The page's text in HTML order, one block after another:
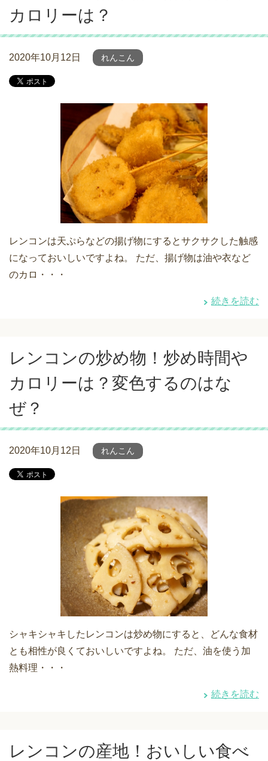
カロリーは？
2020年10月12日 れんこん
レンコンは天ぷらなどの揚げ物にするとサクサクした触感
になっておいしいですよね。 ただ、揚げ物は油や衣など
のカロ・・・
続きを読む
レンコンの炒め物！炒め時間や
カロリーは？変色するのはな
ぜ？
2020年10月12日 れんこん
シャキシャキしたレンコンは炒め物にすると、どんな食材
とも相性が良くておいしいですよね。 ただ、油を使う加
熱料理・・・
続きを読む
レンコンの産地！おいしい食べ